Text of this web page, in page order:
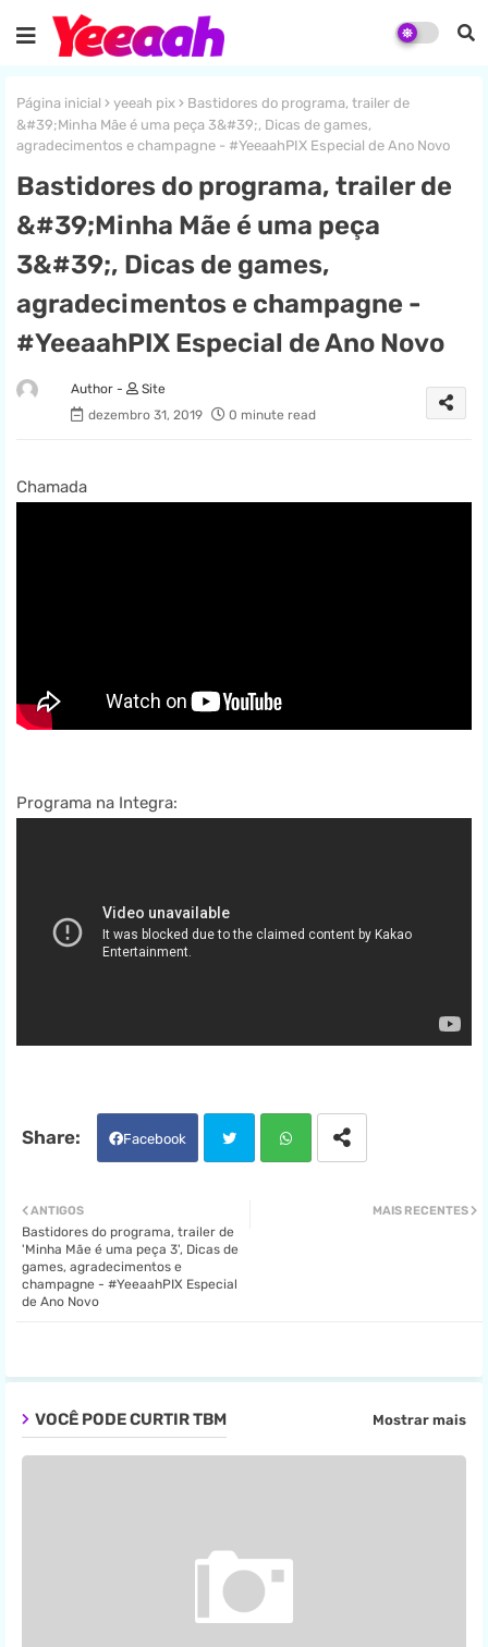
Página inicial yeeah pix
Bastidores do programa, trailer de
&#39;Minha Mãe é uma peça 3&#39;, Dicas de games,
agradecimentos e champagne - #YeeaahPIX Especial de Ano Novo
Bastidores do programa, trailer de
&#39;Minha Mãe é uma peça
3&#39;, Dicas de games,
agradecimentos e champagne -
#YeeaahPIX Especial de Ano Novo
Site
dezembro 31, 2019
0 minute read
Chamada
Programa na Integra:
Facebook
ter
MAIS RECENTES
ANTIGOS
Bastidores do programa, trailer de
'Minha Mãe é uma peça 3', Dicas de
games, agradecimentos e
champagne - #YeeaahPIX Especial
de Ano Novo
VOCÊ PODE CURTIR TBM Mostrar mais